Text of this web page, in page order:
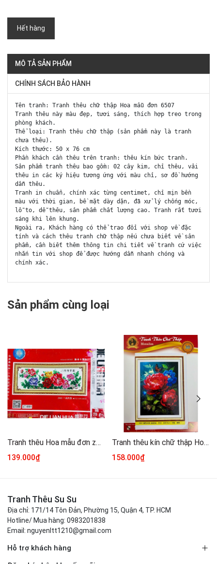
Hết hàng
MÔ TẢ SẢN PHẨM
CHÍNH SÁCH BẢO HÀNH
Tên tranh: Tranh thêu chữ thập Hoa mẫu đơn 6507
Tranh thêu này màu đẹp, tươi sáng, thích hợp treo trong
phòng khách.
Thể loại: Tranh thêu chữ thập (sản phẩm này là tranh
chưa thêu).
Kích thước: 50 x 76 cm
Phần khách cần thêu trên tranh: thêu kín bức tranh.
Sản phẩm tranh thêu bao gồm: 02 cây kim, chỉ thêu, vải
thêu in các ký hiệu tương ứng với màu chỉ, sơ đồ hướng
dẫn thêu.
Tranh in chuẩn, chính xác từng centimet, chỉ mịn bền
màu với thời gian, bề mặt dày dặn, đã xử lý chống móc,
lỗ to, dễ thêu, sản phẩm chất lượng cao. Tranh rất tươi
sáng khi lên khung.
Ngoài ra, Khách hàng có thể trao đổi với shop về đặc
tính và cách thêu tranh chữ thập nếu chưa biết về sản
phẩm, cần biết thêm thông tin chi tiết về tranh cứ việc
nhắn tin với shop để được hướng dẫn nhanh chóng và
chính xác.
Sản phẩm cùng loại
Tranh thêu Hoa mẫu đơn z463, kích thước 109 x 40 cm
139.000₫
Tranh thêu kín chữ thập Hoa mẫu đơn đỏ 5031, kích thước 50 x 70 cm
158.000₫
Tranh Thêu Su Su
Địa chỉ: 171/14 Tôn Đản, Phường 15, Quận 4, TP. HCM
Hotline/ Mua hàng: 0983201838
Email: nguyenltt1210@gmail.com
Hỗ trợ khách hàng